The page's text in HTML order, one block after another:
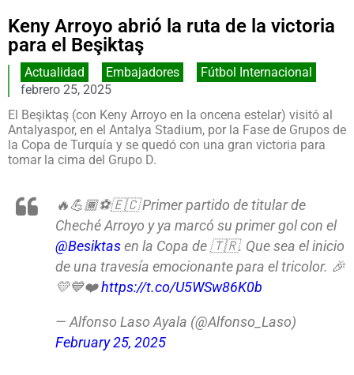
Keny Arroyo abrió la ruta de la victoria
para el Beşiktaş
Actualidad Embajadores
Fútbol Internacional
febrero 25, 2025
El Beşiktaş (con Keny Arroyo en la oncena estelar) visitó al
Antalyaspor, en el Antalya Stadium, por la Fase de Grupos de
la Copa de Turquía y se quedó con una gran victoria para
tomar la cima del Grupo D.
🔥💪🏾⚽️🇪🇨 Primer partido de titular de
Cheché Arroyo y ya marcó su primer gol con el
@Besiktasen la Copa de 🇹🇷. Que sea el inicio
de una travesía emocionante para el tricolor. 🎉
💛💙❤️https://t.co/U5WSw86K0b
— Alfonso Laso Ayala (@Alfonso_Laso)
February 25, 2025